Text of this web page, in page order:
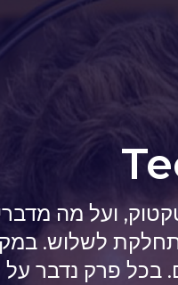
ועל מה
לשלוש.
בכל פרק נדבר על